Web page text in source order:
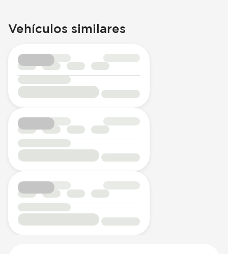
Vehículos similares